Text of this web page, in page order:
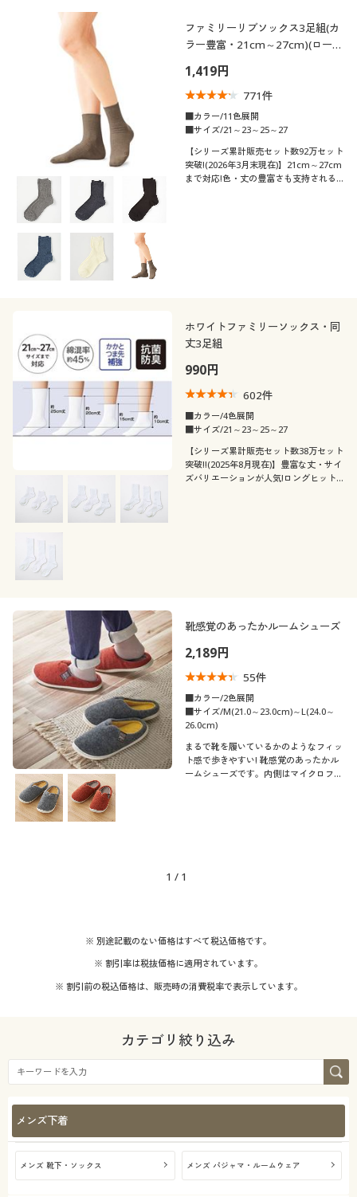
ご利用ガイド
よくある質問とお問い合わせ
30代 40代
50代
シーズン
春
秋
解除する
ファミリーリブソックス3足組(カ
ラー豊富・21cm～27cm)(ローク
1,419円
771件
■カラー/11色展開
■サイズ/21～23～25～27
【シリーズ累計販売セット数92万セット
突破!(2026年3月末現在)】21cm～27cm
まで対応!色・丈の豊富さも支持される
ホワイトファミリーソックス・同
丈3足組
990円
602件
■カラー/4色展開
■サイズ/21～23～25～27
【シリーズ累計販売セット数38万セット
突破!!(2025年8月現在)】豊富な丈・サイ
ズバリエーションが人気!ロングヒット
靴感覚のあったかルームシューズ
2,189円
55件
■カラー/2色展開
■サイズ/M(21.0～23.0cm)～L(24.0～
26.0cm)
まるで靴を履いているかのようなフィッ
ト感で歩きやすい! 靴感覚のあったかル
ームシューズです。内側はマイクロファ
1 / 1
※ 別途記載のない価格はすべて税込価格です。
※ 割引率は税抜価格に適用されています。
※ 割引前の税込価格は、販売時の消費税率で表示しています。
カテゴリ絞り込み
メンズ下着
メンズ 靴下・ソックス メンズ パジャマ・ルームウェア